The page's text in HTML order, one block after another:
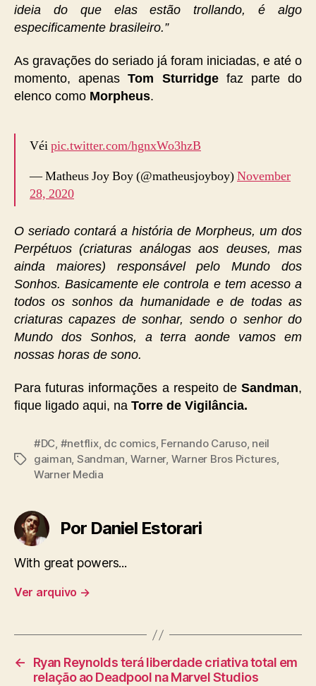
ideia do que elas estão trollando, é algo
especificamente brasileiro.”
As gravações do seriado já foram iniciadas, e até o
momento, apenasTom Sturridge faz parte do
elenco como Morpheus.
Véipic.twitter.com/hgnxWo3hzB
— Matheus Joy Boy (@matheusjoyboy)November
28, 2020
O seriado contará a história de Morpheus, um dos
Perpétuos (criaturas análogas aos deuses, mas
ainda maiores) responsável pelo Mundo dos
Sonhos. Basicamente ele controla e tem acesso a
todos os sonhos da humanidade e de todas as
criaturas capazes de sonhar, sendo o senhor do
Mundo dos Sonhos, a terra aonde vamos em
nossas horas de sono.
Para futuras informações a respeito de Sandman,
fique ligado aqui, na Torre de Vigilância.
Tags
#DC, #netflix, dc comics, Fernando Caruso, neil
gaiman, Sandman, Warner, Warner Bros Pictures,
Warner Media
Por Daniel Estorari
With great powers...
Ver arquivo →
←
Ryan Reynolds terá liberdade criativa total em
relação ao Deadpool na Marvel Studios